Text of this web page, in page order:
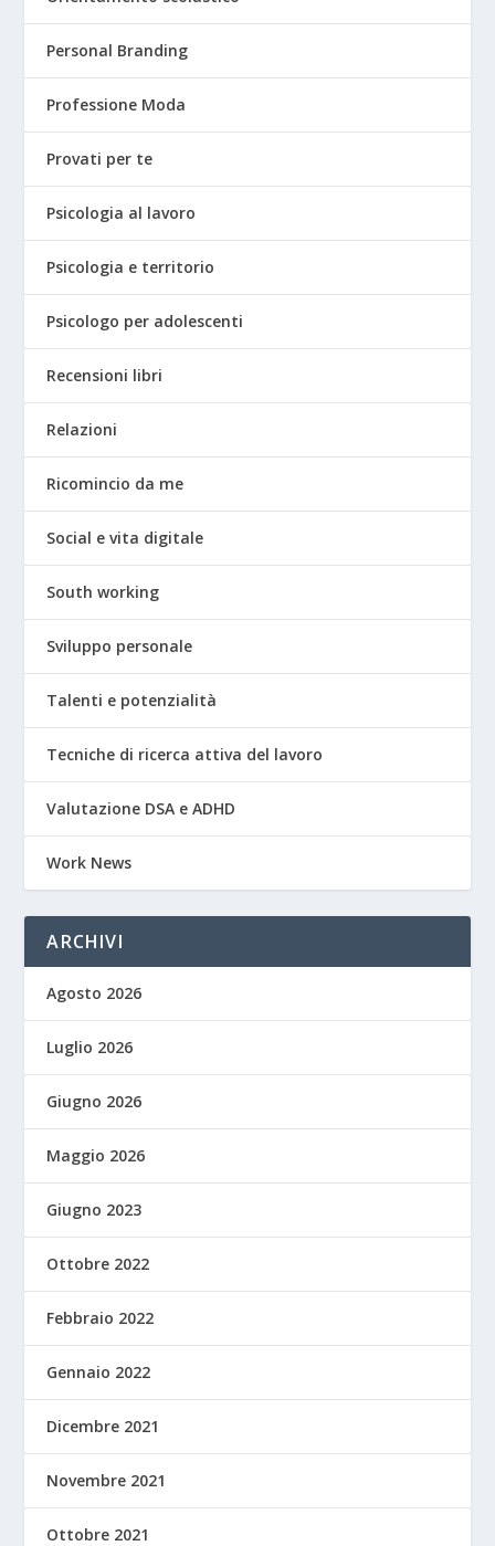
Personal Branding
Professione Moda
Provati per te
Psicologia al lavoro
Psicologia e territorio
Psicologo per adolescenti
Recensioni libri
Relazioni
Ricomincio da me
Social e vita digitale
South working
Sviluppo personale
Talenti e potenzialità
Tecniche di ricerca attiva del lavoro
Valutazione DSA e ADHD
Work News
ARCHIVI
Agosto 2026
Luglio 2026
Giugno 2026
Maggio 2026
Giugno 2023
Ottobre 2022
Febbraio 2022
Gennaio 2022
Dicembre 2021
Novembre 2021
Ottobre 2021